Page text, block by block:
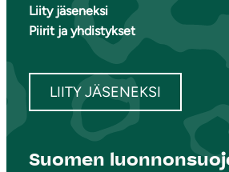
Liity jäseneksi
Piirit ja yhdistykset
LIITY JÄSENEKSI
Suomen